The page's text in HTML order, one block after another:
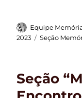
Autor
Equipe
2023
Categorias
Seção
Seção